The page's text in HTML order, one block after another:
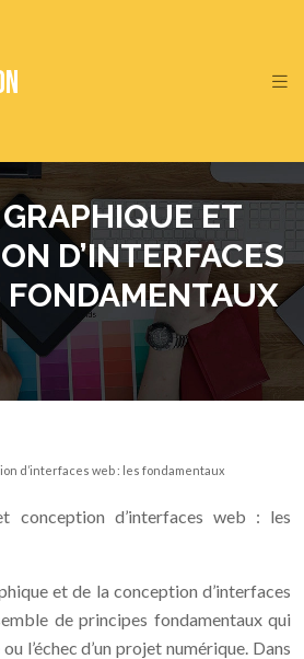
ET
D’INTERFACES
d’interfaces web : les fondamentaux
conception d’interfaces web : les
et de la conception d’interfaces
de principes fondamentaux qui
l’échec d’un projet numérique. Dans